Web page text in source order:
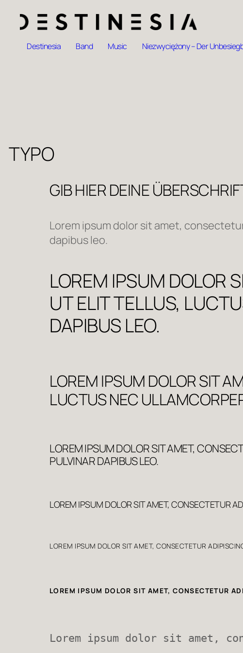
Destinesia Band Music Niezwyciężony – Der
TYPO
GIB HIER DEINE
Lorem ipsum dolor sit amet,
dapibus leo.
LOREM IPSUM DOLOR
UT ELIT TELLUS,
DAPIBUS LEO.
LOREM IPSUM DOLOR SIT
LUCTUS NEC
LOREM IPSUM DOLOR SIT AMET,
PULVINAR DAPIBUS LEO.
LOREM IPSUM DOLOR SIT AMET, CONSECTETUR
LOREM IPSUM DOLOR SIT AMET, CONSECTETUR
LOREM IPSUM DOLOR SIT AMET, CONSECTETUR
Lorem ipsum dolor sit amet,